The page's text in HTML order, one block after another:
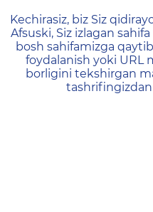
404 —
Kechirasiz, biz Siz
Afsuski, Siz izlagan
bosh sahifamizga
foydalanish yoki URL
borligini tekshirgan